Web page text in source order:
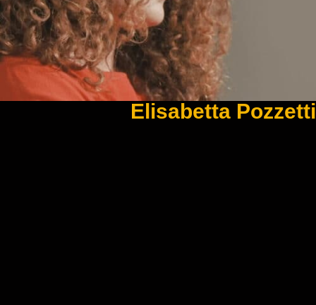
Elisabetta Pozzetti